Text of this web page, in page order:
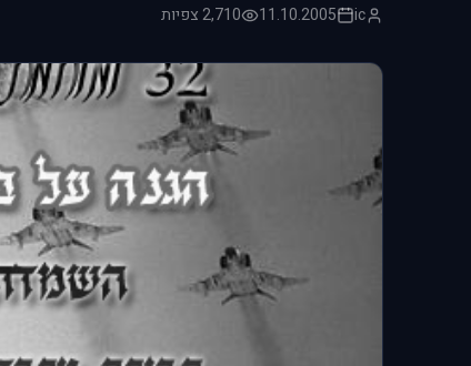
ic
11.10.2005 2,710 צפיות